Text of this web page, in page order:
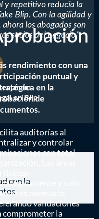
rendimiento con una
puntual y
en la
de
auditorías al
y controlar
con total
Las áreas
y solo
es necesario,
validaciones
comprometer la
y repetitivo reducía la
Blip. Con la agilidad y
los abogados son
socios del negocio.”
en Blip
con la